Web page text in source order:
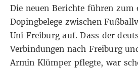
Die neuen Berichte führen zum
Dopingbelege zwischen
Uni Freiburg auf. Dass der
Verbindungen nach Freiburg
Armin Klümper pflegte, war